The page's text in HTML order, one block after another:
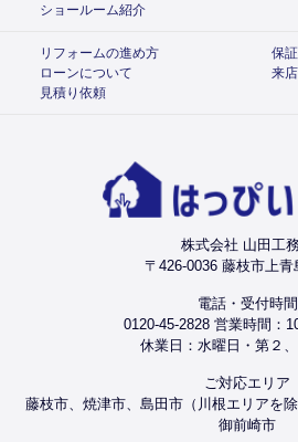
ショールーム紹介
リフォームの進め方
保
ローンについて
来
見積り依頼
株式会社 山田工
〒426-0036 藤枝市上青
電話・受付時間
0120-45-2828 営業時間：
休業日：水曜日・第２
ご対応エリア
藤枝市、焼津市、島田市（川根エリアを
御前崎市